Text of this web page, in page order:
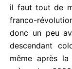
quartier
séquence, qui
peu
qu’à cette
CHEVALIER a